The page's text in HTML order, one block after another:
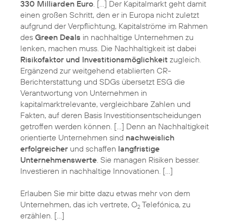
330 Milliarden Euro. […] Der Kapitalmarkt geht damit
einen großen Schritt, den er in Europa nicht zuletzt
aufgrund der Verpflichtung, Kapitalströme im Rahmen
des Green Deals in nachhaltige Unternehmen zu
lenken, machen muss. Die Nachhaltigkeit ist dabei
Risikofaktor und Investitionsmöglichkeit zugleich.
Ergänzend zur weitgehend etablierten CR-
Berichterstattung und SDGs übersetzt ESG die
Verantwortung von Unternehmen in
kapitalmarktrelevante, vergleichbare Zahlen und
Fakten, auf deren Basis Investitionsentscheidungen
getroffen werden können. […] Denn an Nachhaltigkeit
orientierte Unternehmen sind nachweislich
erfolgreicher und schaffen langfristige
Unternehmenswerte. Sie managen Risiken besser.
Investieren in nachhaltige Innovationen. […]
Erlauben Sie mir bitte dazu etwas mehr von dem
Unternehmen, das ich vertrete, O2 Telefónica, zu
erzählen. […]